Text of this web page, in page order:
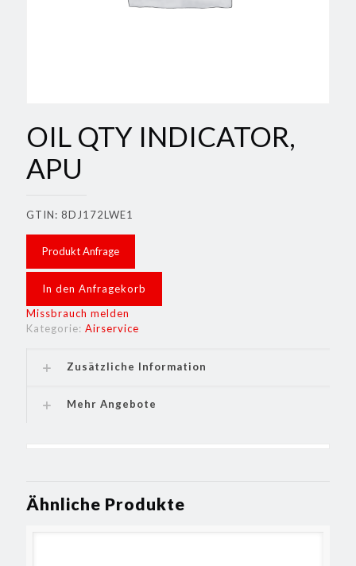
OIL QTY INDICATOR,
APU
GTIN: 8DJ172LWE1
Produkt Anfrage
In den Anfragekorb
Missbrauch melden
Kategorie: Airservice
Zusätzliche Information
Mehr Angebote
Ähnliche Produkte